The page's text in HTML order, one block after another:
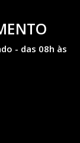
- das 08h às